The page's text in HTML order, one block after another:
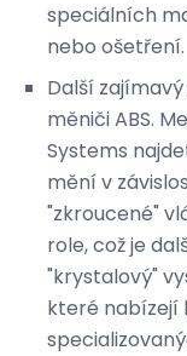
speciálních
nebo ošetření.
Další
měniči ABS.
Systems
mění v
"zkroucené"
role, což je
"krystalový"
které nabízejí